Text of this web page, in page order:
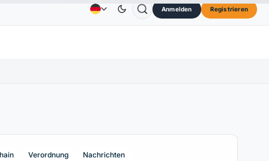
0,3264 $↓0.30% DogecoinDOGE0,0707 $↑2.40%
Kontakt Über Anmelden Registrieren
Verordnung Nachrichten